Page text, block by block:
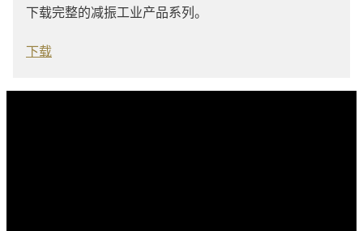
下载完整的减振工业产品系列。
下载